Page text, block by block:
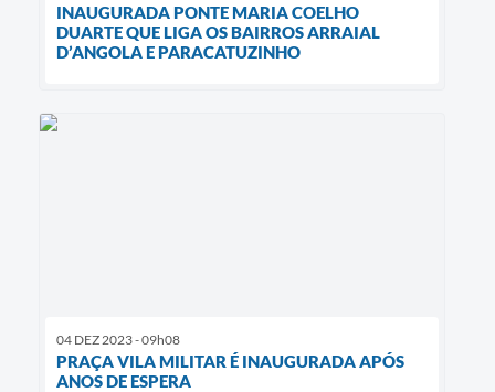
INAUGURADA PONTE MARIA COELHO
DUARTE QUE LIGA OS BAIRROS ARRAIAL
D’ANGOLA E PARACATUZINHO
04 DEZ 2023 - 09h08
PRAÇA VILA MILITAR É INAUGURADA APÓS
ANOS DE ESPERA